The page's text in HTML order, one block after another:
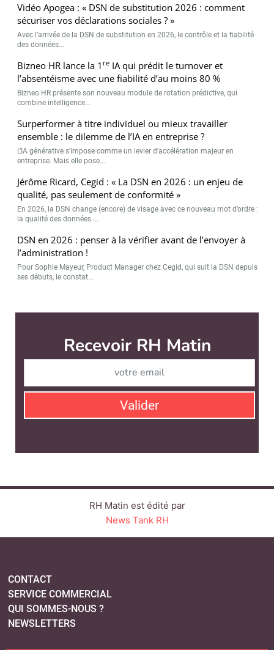
Vidéo Apogea : « DSN de substitution 2026 : comment
sécuriser vos déclarations sociales ? »
Avec l’arrivée de la DSN de substitution en 2026, le contrôle et la fiabilité
des données...
Bizneo HR lance la 1 re IA qui prédit le turnover et
l’absentéisme avec une fiabilité d’au moins 80 %
Bizneo HR présente son nouveau module de rotation prédictive, qui
combine intelligence...
Surperformer à titre individuel ou mieux travailler
ensemble : le dilemme de l’IA en entreprise ?
L’IA générative s’impose comme un levier d’accélération majeur en
entreprise. Mais elle pose...
Jérôme Ricard, Cegid : « La DSN en 2026 : un enjeu de
qualité, pas seulement de conformité »
En 2026, la DSN change (encore) de visage avec ce nouveau mot d’ordre :
la qualité des données ...
DSN en 2026 : penser à la vérifier avant de l’envoyer à
l’administration !
Pour Sophie Mayeur, Product Manager chez Cegid, qui suit la DSN depuis
ses débuts, le constat...
RH Matin est édité par
QUI SOMMES-NOUS ?
LINKEDINTWITTERFACEBOOK
MENTIONS LÉGALES
POLITIQUE DE CONFIDENTIALITÉ
COOKIES